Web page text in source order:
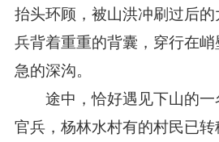
抬头环顾，被山洪冲刷过后
兵背着重重的背囊，穿行在
急的深沟。
途中，恰好遇见下山的一
官兵，杨林水村有的村民已转